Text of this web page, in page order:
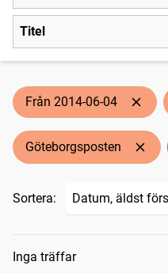
Titel
Från 2014-06-04
Göteborgsposten
Sortera:
Sökresultat
Inga träffar